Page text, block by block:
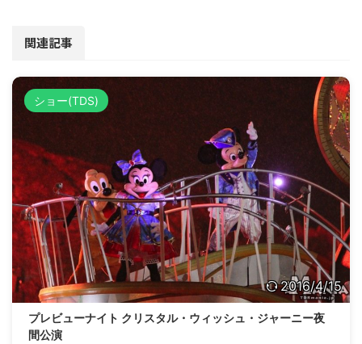
関連記事
ショー(TDS)
2016/4/15
プレビューナイト クリスタル・ウィッシュ・ジャーニー夜
間公演